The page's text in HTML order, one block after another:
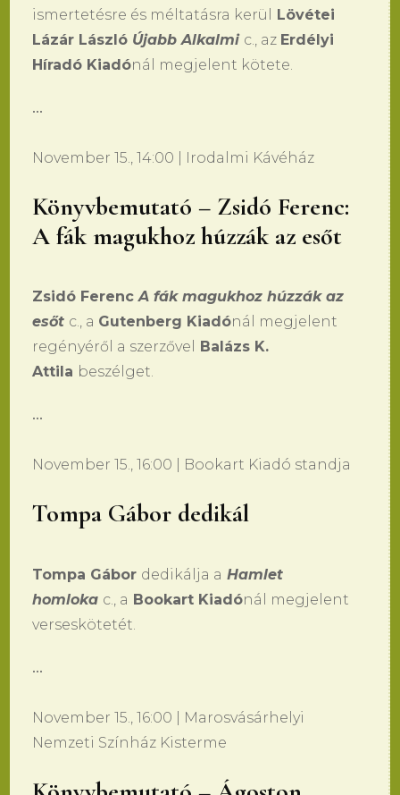
ismertetésre és méltatásra kerül
Lövétei
Lázár László Újabb Alkalmi c., az Erdélyi
Híradó Kiadónál megjelent kötete.
•••
November 15., 14:00 | Irodalmi Kávéház
Könyvbemutató – Zsidó Ferenc:
A fák magukhoz húzzák az esőt
Zsidó FerencA fák magukhoz húzzák az
esőt c., a Gutenberg Kiadónál megjelent
regényéről a szerzővel
Balázs K.
Attila beszélget.
•••
November 15., 16:00 | Bookart Kiadó standja
Tompa Gábor dedikál
Tompa Gábor dedikálja a Hamlet
homloka c., a Bookart Kiadónál megjelent
verseskötetét.
•••
November 15., 16:00 | Marosvásárhelyi
Nemzeti Színház Kisterme